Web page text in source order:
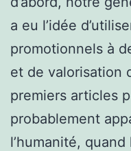
a eu l’idée
promotionnels à
et de valorisation
premiers articles
probablement
l’humanité,